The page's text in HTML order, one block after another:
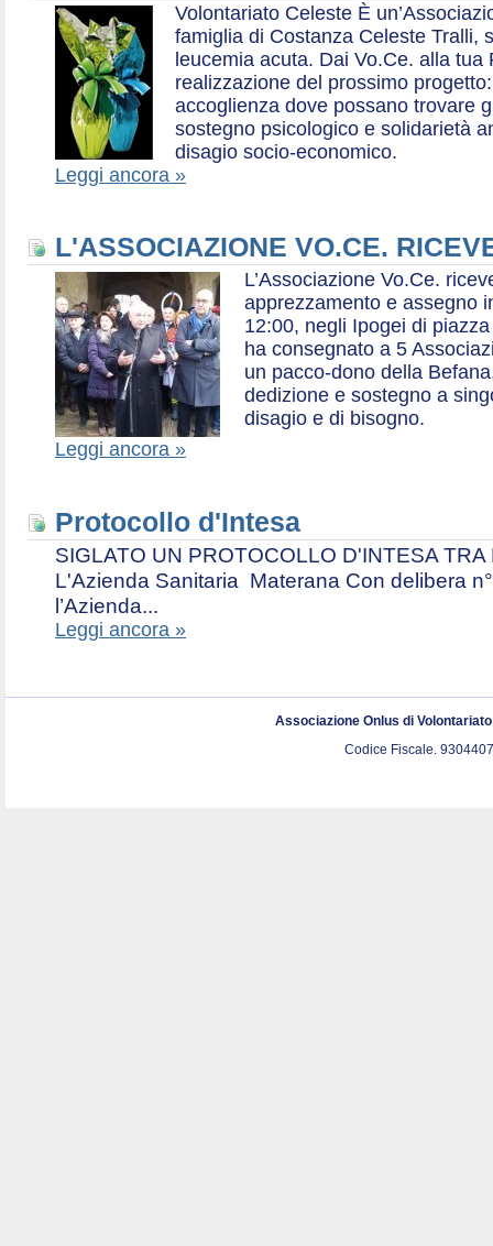
Volontariato Celeste È
famiglia di Costanza Celeste Tralli,
leucemia acuta. Dai Vo.Ce. alla tua
realizzazione del prossimo
accoglienza dove possano trovare
sostegno psicologico e solidarietà
disagio socio-economico.
Leggi ancora »
L'ASSOCIAZIONE VO.CE.
L’Associazione Vo.Ce.
apprezzamento e assegno
12:00, negli Ipogei di
ha consegnato a 5
un pacco-dono della
dedizione e sostegno a
disagio e di bisogno.
Leggi ancora »
Protocollo d'Intesa
SIGLATO UN PROTOCOLLO D'INTESA
L'Azienda Sanitaria Materana Con delibera
l’Azienda...
Leggi ancora »
Associazione Onlus di
Codice Fiscale.